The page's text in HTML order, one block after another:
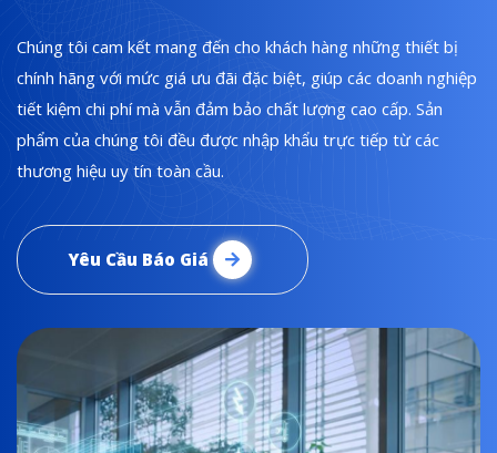
Chúng tôi cam kết mang đến cho khách hàng những thiết bị
chính hãng với mức giá ưu đãi đặc biệt, giúp các doanh nghiệp
tiết kiệm chi phí mà vẫn đảm bảo chất lượng cao cấp. Sản
phẩm của chúng tôi đều được nhập khẩu trực tiếp từ các
thương hiệu uy tín toàn cầu.
Yêu Cầu Báo Giá